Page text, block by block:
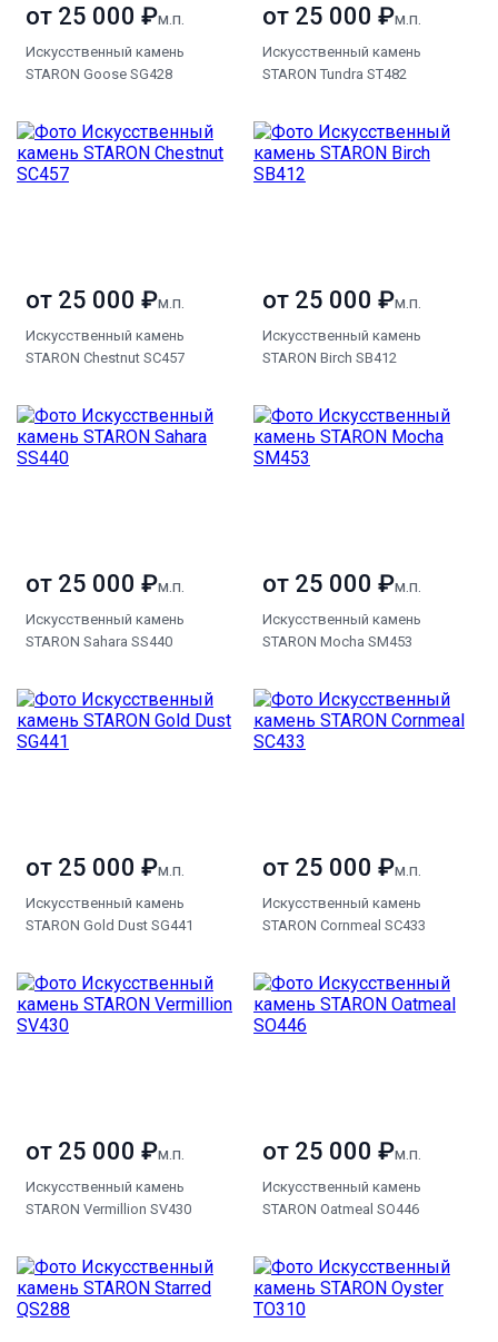
от 25 000 ₽м.п.
Искусственный камень
STARON Goose SG428
от 25 000 ₽м.п.
Искусственный камень
STARON Tundra ST482
от 25 000 ₽м.п.
Искусственный камень
STARON Chestnut SC457
от 25 000 ₽м.п.
Искусственный камень
STARON Birch SB412
от 25 000 ₽м.п.
Искусственный камень
STARON Sahara SS440
от 25 000 ₽м.п.
Искусственный камень
STARON Mocha SM453
от 25 000 ₽м.п.
Искусственный камень
STARON Gold Dust SG441
от 25 000 ₽м.п.
Искусственный камень
STARON Cornmeal SC433
от 25 000 ₽м.п.
Искусственный камень
STARON Vermillion SV430
от 25 000 ₽м.п.
Искусственный камень
STARON Oatmeal SO446